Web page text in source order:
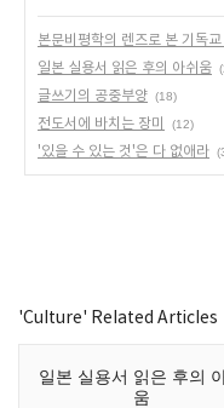
본문비평학의 렌즈로 본 기독교
일본 실용서 읽은 후의 아쉬움
글쓰기의 공중부양 (18)
전도서에 바치는 장미 (12)
'있을 수 있는 것'은 다 없애라
'Culture' Related Articles
일본 실용서 읽은 후의
움